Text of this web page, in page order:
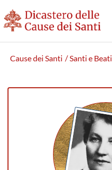
Cause dei Santi / Santi e Beati